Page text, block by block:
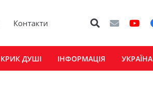
Контакти
КРИК ДУШІ ІНФОРМАЦІЯ УКРАЇНА